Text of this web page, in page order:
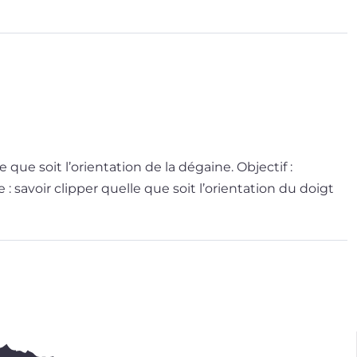
soit l’o­rien­ta­tion de la dégaine. Objectif :
savoir clip­per quelle que soit l’o­rien­ta­tion du doigt